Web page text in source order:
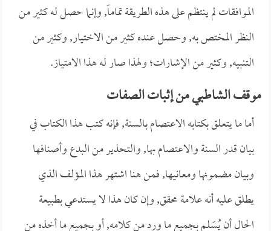
الموافقات لم ينتظم على هذه الطريقة تماماً, وإنما حصل له كثير من
النظر المختص به, وحصل عنده كثير من الاختيار, وكثير من
التنبيه, وكثير من الإشارات؛ ولهذا صار له هذا الامتياز.
موقف الشاطبي من إثبات الصفات
أما ما يتعلق بكتابه الاعتصام بالسنة, فإنه كتب هذا الكتاب في
بيان قدر السنة والاعتصام بها, والتحذير من البدع وأصنافها
وبيان مضمونها ومعانيها, فمن هنا اشتهر هذا المؤلف الذي
يطلق عليه أنه علامة محقق, وإن كان هذا لا يستدعي بطبيعة
الحال أن يُسَلم بجميع ما ورد من كلامه, أو بجميع ما أخذه من